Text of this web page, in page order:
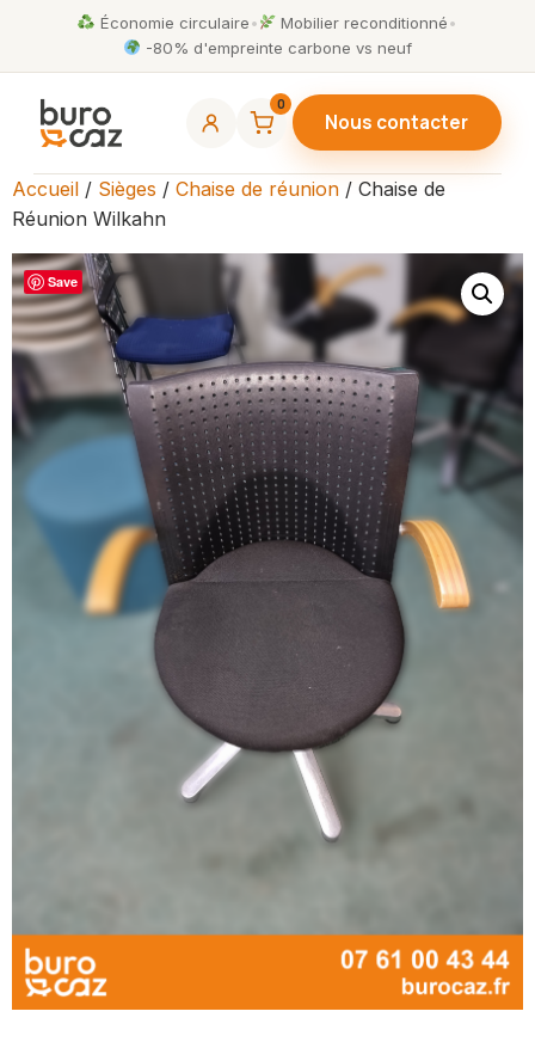
Économie circulaire• Mobilier reconditionné•
-80% d'empreinte carbone vs neuf
0
Nous contacter
Accueil / Sièges / Chaise de réunion / Chaise de
Réunion Wilkahn
Save